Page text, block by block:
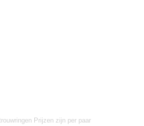
Prijzen zijn per paar